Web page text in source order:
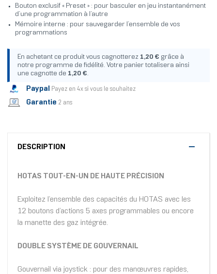
Bouton exclusif « Preset » : pour basculer en jeu instantanément
d’une programmation à l’autre
Mémoire interne : pour sauvegarder l’ensemble de vos
programmations
En achetant ce produit vous cagnotterez 1,20 € grâce à
notre programme de fidélité. Votre panier totalisera ainsi
une cagnotte de 1,20 €.
Paypal Payez en 4x si vous le souhaitez
Garantie 2 ans
DESCRIPTION
HOTAS TOUT-EN-UN DE HAUTE PRÉCISION
Exploitez l’ensemble des capacités du HOTAS avec les
12 boutons d’actions 5 axes programmables ou encore
la manette des gaz intégrée.
DOUBLE SYSTÈME DE GOUVERNAIL
Gouvernail via joystick : pour des manœuvres rapides,